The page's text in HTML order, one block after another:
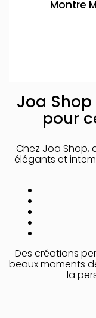
Montre
Joa
pour
Chez Joa Shop,
élégants et
Des créations
beaux moments
la